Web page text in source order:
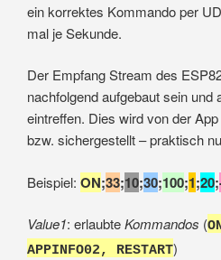
ein korrektes Kommando per
mal je Sekunde.
Der Empfang Stream des
nachfolgend aufgebaut sein und
eintreffen. Dies wird von der App
bzw. sichergestellt – praktisch
Beispiel: ON;33;10;30;100;1;20;
Value1: erlaubteKommandos (
APPINFO02, RESTART)